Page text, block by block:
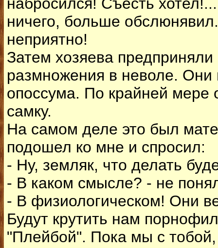
ничего, больше
неприятно!
Затем хозяева предприняли
размножения в неволе. Они
опоссума. По крайней мере
самку.
На самом деле это был
подошел ко мне и спросил:
- Ну, земляк, что делать
- В каком смысле? - не
- В физиологическом! Они
Будут крутить нам
"Плейбой". Пока мы с тобой,